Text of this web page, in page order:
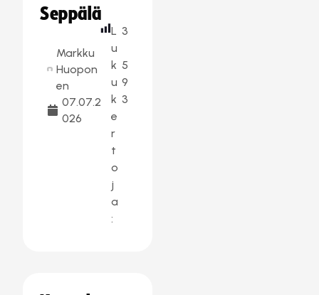
Seppälä
Markku
Huopon
en
07.07.2
026
L
u
k
u
k
e
r
t
o
j
a
:
3
5
9
3